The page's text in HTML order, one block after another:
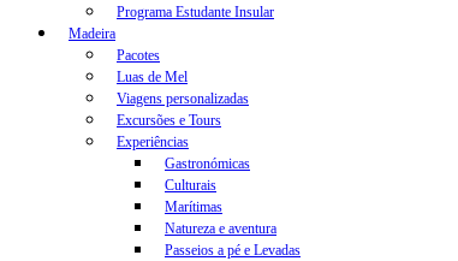
Programa Estudante Insular
Madeira
Pacotes
Luas de Mel
Viagens personalizadas
Excursões e Tours
Experiências
Gastronómicas
Culturais
Marítimas
Natureza e aventura
Passeios a pé e Levadas